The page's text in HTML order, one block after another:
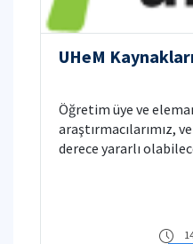
UHeM
Öğretim üye ve
araştırmacılarımız,
derece yararlı